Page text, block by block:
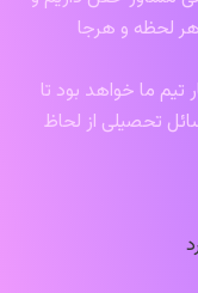
هر لحظه و هرجا
ما خواهد بود تا
تحصیلی از لحاظ